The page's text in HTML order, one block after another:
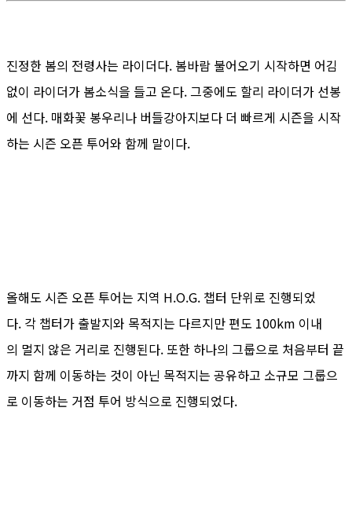
진정한 봄의 전령사는 라이더다. 봄바람 불어오기 시작하면 어김
없이 라이더가 봄소식을 들고 온다. 그중에도 할리 라이더가 선봉
에 선다. 매화꽃 봉우리나 버들강아지보다 더 빠르게 시즌을 시작
하는 시즌 오픈 투어와 함께 말이다.
올해도 시즌 오픈 투어는 지역 H.O.G. 챕터 단위로 진행되었
다. 각 챕터가 출발지와 목적지는 다르지만 편도 100km 이내
의 멀지 않은 거리로 진행된다. 또한 하나의 그룹으로 처음부터 끝
까지 함께 이동하는 것이 아닌 목적지는 공유하고 소규모 그룹으
로 이동하는 거점 투어 방식으로 진행되었다.